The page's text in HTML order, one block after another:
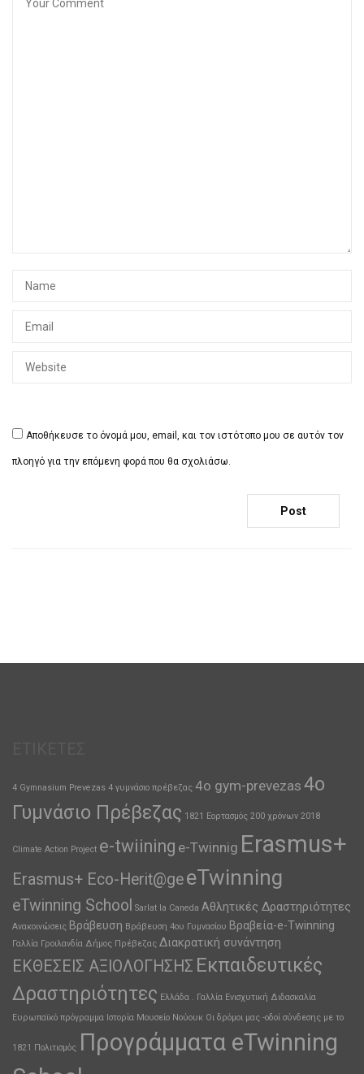
Αποθήκευσε το όνομά μου, email, και τον ιστότοπο μου σε αυτόν τον
πλοηγό για την επόμενη φορά που θα σχολιάσω.
4 Gymnasium Prevezas 4 γυμνάσιο πρέβεζας 4o gym-prevezas 4ο
Γυμνάσιο Πρέβεζας 1821 Εορτασμός 200 χρόνων 2018
Climate Action Project e-twiining e-Twinnig Erasmus+
Erasmus+ Eco-Herit@geeTwinning
eTwinning School Sarlat la Caneda Αθλητικές Δραστηριότητες
Ανακοινώσεις Βράβευση Βράβευση 4ου Γυμνασίου Βραβεία-e-Twinning
Γαλλία Γροιλανδία Δήμος Πρέβεζας Διακρατική συνάντηση
ΕΚΘΕΣΕΙΣ ΑΞΙΟΛΟΓΗΣΗΣ Εκπαιδευτικές
Δραστηριότητες Ελλάδα . Γαλλία Ενισχυτική Διδασκαλία
Ευρωπαϊκό πρόγραμμα Ιστορία Μουσείο Νούουκ Οι δρόμοι μας -οδοί σύνδεσης με το
1821 Πολιτισμός Προγράμματα eTwinning